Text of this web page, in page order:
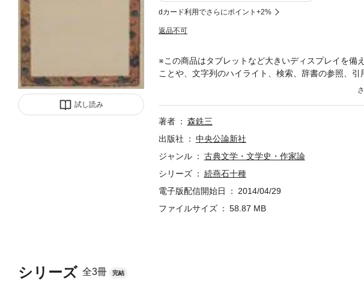
試し読み
dカード利用でさらにポイント+2%
返品不可
シリーズ 全3冊 完結
※この商品はタブレットなど大きいディスプレイを備
ことや、文字列のハイライト、検索、辞書の参照、
著者
森銑三
出版社
中央公論新社
ジャンル
古典文学・文学史・作家論
シリーズ
続燕石十種
電子版配信開始日
2014/04/29
ファイルサイズ
58.87 MB